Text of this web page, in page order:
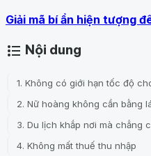
Giải mã bí ẩn hiện tượng
format_list_bulleted Nội dung
1. Không có giới hạn tốc độ
2. Nữ hoàng không cần bằng
3. Du lịch khắp nơi mà chẳng
4. Không mất thuế thu nhập